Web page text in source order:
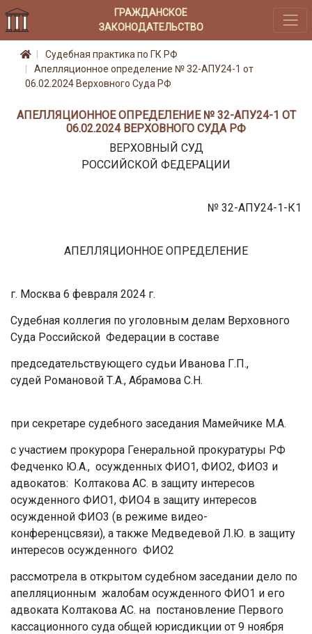
ГРАЖДАНСКОЕ
ЗАКОНОДАТЕЛЬСТВО
Судебная практика по ГК РФ
Апелляционное определение № 32-АПУ24-1 от
06.02.2024 Верховного Суда РФ
АПЕЛЛЯЦИОННОЕ ОПРЕДЕЛЕНИЕ № 32-АПУ24-1 ОТ
06.02.2024 ВЕРХОВНОГО СУДА РФ
ВЕРХОВНЫЙ СУД
РОССИЙСКОЙ ФЕДЕРАЦИИ
№ 32-АПУ24-1-К1
АПЕЛЛЯЦИОННОЕ ОПРЕДЕЛЕНИЕ
г. Москва 6 февраля 2024 г.
Судебная коллегия по уголовным делам Верховного
Суда Российской Федерации в составе
председательствующего судьи Иванова Г.П.,
судей Романовой Т.А., Абрамова С.Н.
при секретаре судебного заседания Мамейчике М.А.
с участием прокурора Генеральной прокуратуры РФ
Федченко Ю.А., осужденных ФИО1, ФИО2, ФИО3 и
адвокатов: Колтакова АС. в защиту интересов
осужденного ФИО1, ФИО4 в защиту интересов
осужденной ФИО3 (в режиме видео-
конференцсвязи), а также Медведевой Л.Ю. в защиту
интересов осужденного ФИО2
рассмотрела в открытом судебном заседании дело по
апелляционным жалобам осужденного ФИО1 и его
адвоката Колтакова АС. на постановление Первого
кассационного суда общей юрисдикции от 9 ноября